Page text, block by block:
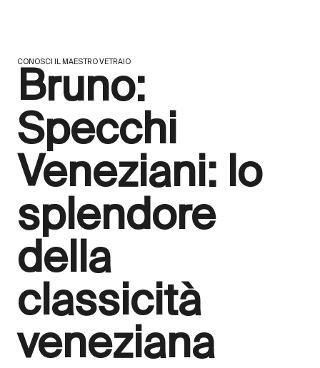
CONOSCI IL MAESTRO VETRAIO
Bruno:
Specchi
Veneziani: lo
splendore
della
classicità
veneziana